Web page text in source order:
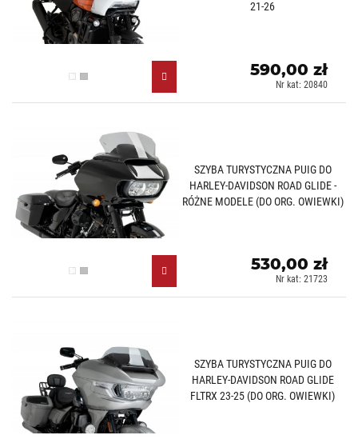
21-26
Przezroczysty (W)
Lekko przyciemniany (H)
590,00 zł
Nr kat: 20840
SZYBA TURYSTYCZNA PUIG DO
HARLEY-DAVIDSON ROAD GLIDE -
RÓŻNE MODELE (DO ORG. OWIEWKI)
Przezroczysty (W)
Lekko przyciemniany (H)
530,00 zł
Nr kat: 21723
SZYBA TURYSTYCZNA PUIG DO
HARLEY-DAVIDSON ROAD GLIDE
FLTRX 23-25 (DO ORG. OWIEWKI)